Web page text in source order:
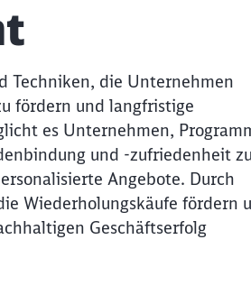
Techniken, die Unternehmen
fördern und langfristige
es Unternehmen,
und -zufriedenheit zu
Angebote. Durch
Wiederholungskäufe fördern
Geschäftserfolg
werden?
Weiter